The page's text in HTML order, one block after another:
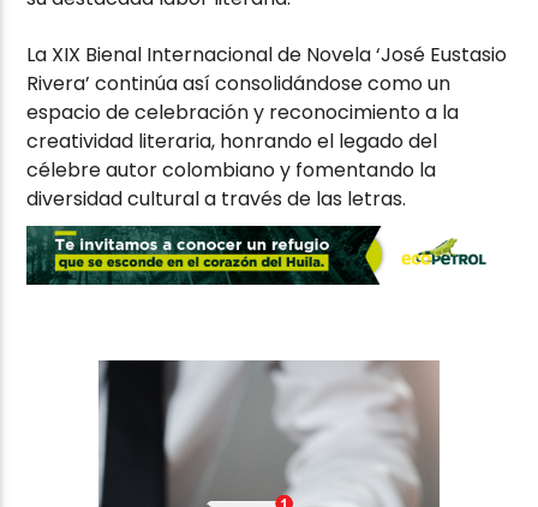
La XIX Bienal Internacional de Novela ‘José Eustasio
Rivera’ continúa así consolidándose como un
espacio de celebración y reconocimiento a la
creatividad literaria, honrando el legado del
célebre autor colombiano y fomentando la
diversidad cultural a través de las letras.